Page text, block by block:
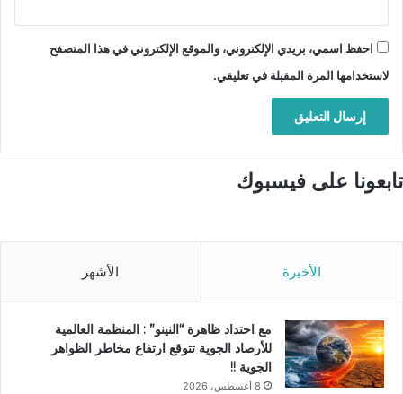
احفظ اسمي، بريدي الإلكتروني، والموقع الإلكتروني في هذا المتصفح
لاستخدامها المرة المقبلة في تعليقي.
تابعونا على فيسبوك
الأخيرة الأشهر
مع احتداد ظاهرة “النينو” : المنظمة العالمية
للأرصاد الجوية تتوقع ارتفاع مخاطر الظواهر
الجوية !!
8 أغسطس، 2026